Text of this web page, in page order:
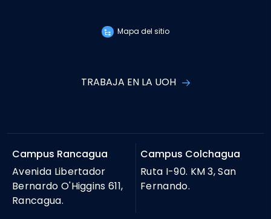
Mapa del sitio
TRABAJA EN LA UOH
Campus Rancagua
Avenida Libertador
Bernardo O'Higgins 611,
Rancagua.
Campus Colchagua
Ruta I-90. KM 3, San
Fernando.